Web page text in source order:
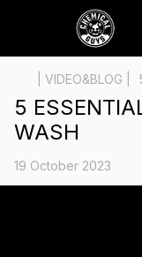
| VIDEO&BLOG |
5
WASH
19 October 2023